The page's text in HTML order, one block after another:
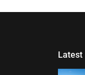
Latest